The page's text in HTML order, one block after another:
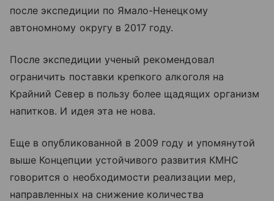
после экспедиции по Ямало-Ненецкому
автономному округу в 2017 году.
После экспедиции ученый рекомендовал
ограничить поставки крепкого алкоголя на
Крайний Север в пользу более щадящих организм
напитков. И идея эта не нова.
Еще в опубликованной в 2009 году и упомянутой
выше Концепции устойчивого развития КМНС
говорится о необходимости реализации мер,
направленных на снижение количества